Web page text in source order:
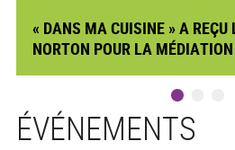
« DANS MA CUISINE » A REÇU
NORTON POUR LA
ÉVÉNEMENTS